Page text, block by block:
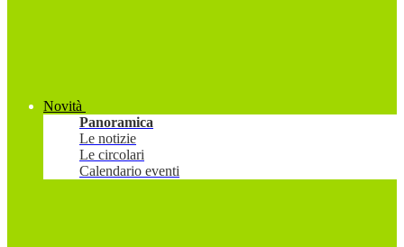
Novità
Panoramica
Le notizie
Le circolari
Calendario eventi